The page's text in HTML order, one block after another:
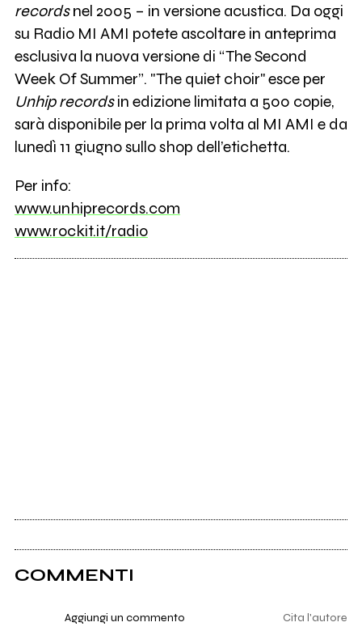
recordsnel 2005 – in versione acustica. Da oggi
su Radio MI AMI potete ascoltare in anteprima
esclusiva la nuova versione di “The Second
Week Of Summer”. "The quiet choir" esce per
Unhip recordsin edizione limitata a 500 copie,
sarà disponibile per la prima volta al MI AMI e da
lunedì 11 giugno sullo shop dell’etichetta.
Per info:
www.unhiprecords.com
www.rockit.it/radio
COMMENTI
Aggiungi un commento Cita l'autore